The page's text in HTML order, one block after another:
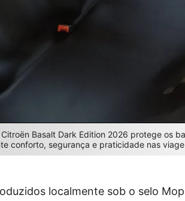
Basalt Dark Edition 2026 protege os
conforto, segurança e praticidade nas
localmente sob o selo